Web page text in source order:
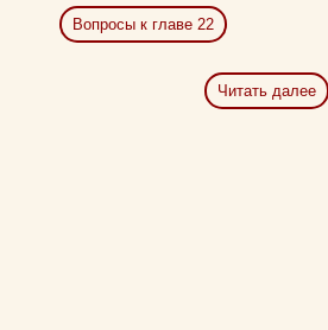
Вопросы к главе 22
Читать далее